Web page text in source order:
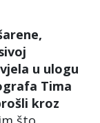
u ulogu
Tima
kroz